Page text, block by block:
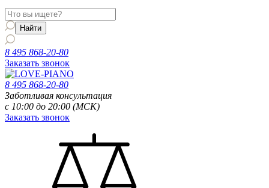
8 495 868-20-80
Заказать звонок
8 495 868-20-80
Заботливая консультация
с 10:00 до 20:00 (МСК)
Заказать звонок